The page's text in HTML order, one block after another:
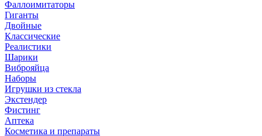
Фаллоимитаторы
Гиганты
Двойные
Классические
Реалистики
Шарики
Виброяйца
Наборы
Игрушки из стекла
Экстендер
Фистинг
Аптека
Косметика и препараты